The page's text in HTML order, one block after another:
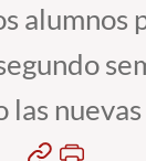
alumnos